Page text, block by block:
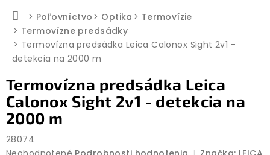
Domov
Poľovníctvo Optika
Termovízie
Termovízne predsádky
Termovízna predsádka Leica Calonox Sight 2v1 -
detekcia na 2000 m
Termovízna predsádka Leica
Calonox Sight 2v1 - detekcia na
2000 m
28074